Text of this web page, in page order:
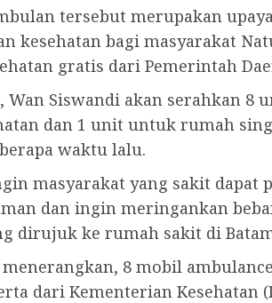
tersebut merupakan
kesehatan bagi masyarakat
gratis dari Pemerintah
Wan Siswandi akan serahkan 8
dan 1 unit untuk rumah
waktu lalu.
masyarakat yang sakit dapat
dan ingin meringankan
dirujuk ke rumah sakit di
8 mobil
dari Kementerian Kesehatan